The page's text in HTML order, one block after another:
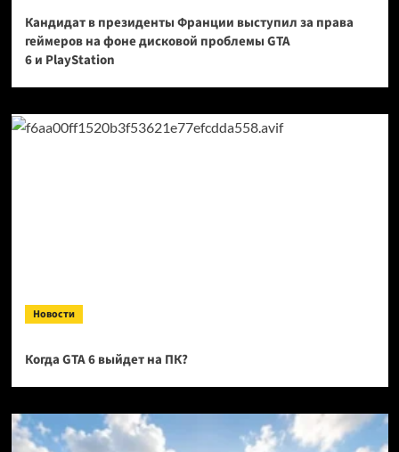
Кандидат в президенты Франции выступил за права
геймеров на фоне дисковой проблемы GTA
6 и PlayStation
Новости
Когда GTA 6 выйдет на ПК?